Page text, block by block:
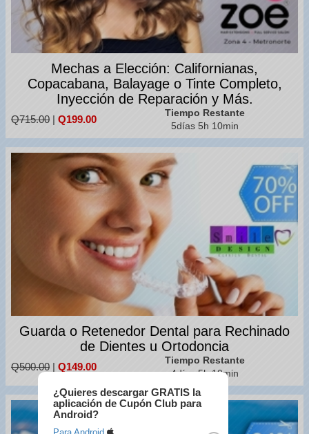
Mechas a Elección: Californianas,
Copacabana, Balayage o Tinte Completo,
Inyección de Reparación y Más.
Q715.00 | Q199.00
Tiempo Restante
5días 5h 10min
Guarda o Retenedor Dental para Rechinado
de Dientes u Ortodoncia
Q500.00 | Q149.00
Tiempo Restante
4días 5h 10min
¿Quieres descargar GRATIS la
aplicación de Cupón Club para
Android?